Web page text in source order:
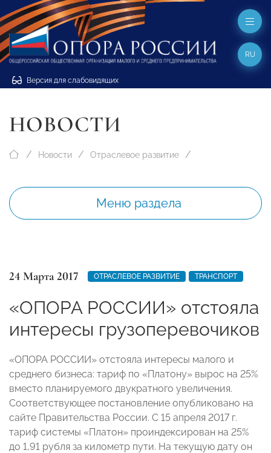
Версия для слабовидящих
RU
НОВОСТИ
Новости Отраслевое развитие
Меню раздела
24 Марта 2017 ОТРАСЛЕВОЕ РАЗВИТИЕ ТРАНСПОРТ
«ОПОРА РОССИИ» отстояла
интересы грузоперевочиков
«ОПОРА РОССИИ» отстояла интересы малого и
среднего бизнеса: тариф по «Платону» вырос на 25%
вместо планируемого двукратного увеличения.
Соответствующее постановление опубликовано на
сайте Правительства России. С 15 апреля 2017 г.
тариф системы «Платон» проиндексирован на 25%
до 1,91 рубля за километр пути. На текущую дату он